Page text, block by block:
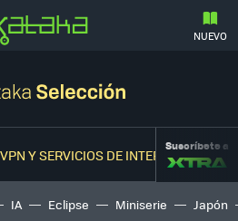
NUEVO
VPN Y SERVICIOS DE INTERNETSuscríbete a
IA Eclipse Miniserie Japón